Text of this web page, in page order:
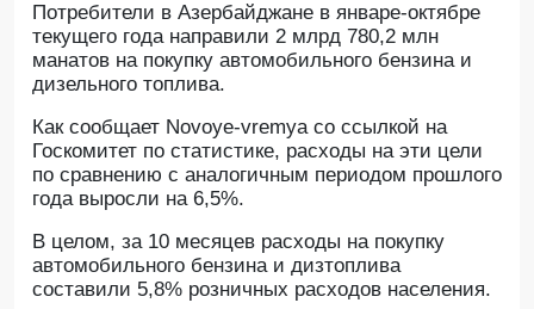
Потребители в Азербайджане в январе-октябре
текущего года направили 2 млрд 780,2 млн
манатов на покупку автомобильного бензина и
дизельного топлива.
Как сообщает Novoye-vremya со ссылкой на
Госкомитет по статистике, расходы на эти цели
по сравнению с аналогичным периодом прошлого
года выросли на 6,5%.
В целом, за 10 месяцев расходы на покупку
автомобильного бензина и дизтоплива
составили 5,8% розничных расходов населения.